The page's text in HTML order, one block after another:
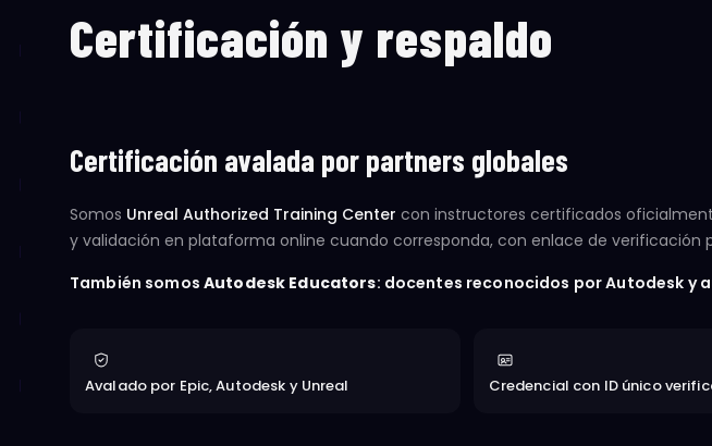
Certificación y respaldo
Certificación avalada por partners globales
Somos Unreal Authorized Training Center con instructores certificados
y validación en plataforma online cuando corresponda, con enlace de verificación
También somos Autodesk Educators: docentes reconocidos por Autodesk y
Avalado por Epic, Autodesk y Unreal Credencial con ID único